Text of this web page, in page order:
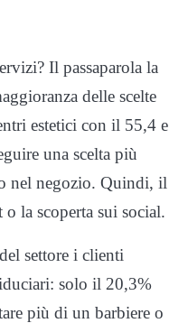
Il passaparola la
delle scelte
estetici con il 55,4 e
una scelta più
nel negozio. Quindi, il
la scoperta sui social.
settore i clienti
solo il 20,3%
più di un barbiere o